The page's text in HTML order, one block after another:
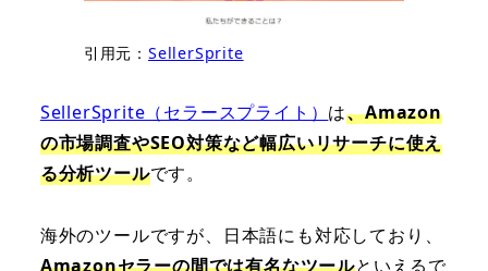
引用元： SellerSprite
SellerSprite（セラースプライト） は、Amazon
の市場調査やSEO対策など幅広いリサーチに使え
る分析ツールです。
海外のツールですが、日本語にも対応しており、
Amazonセラーの間では有名なツールといえるで